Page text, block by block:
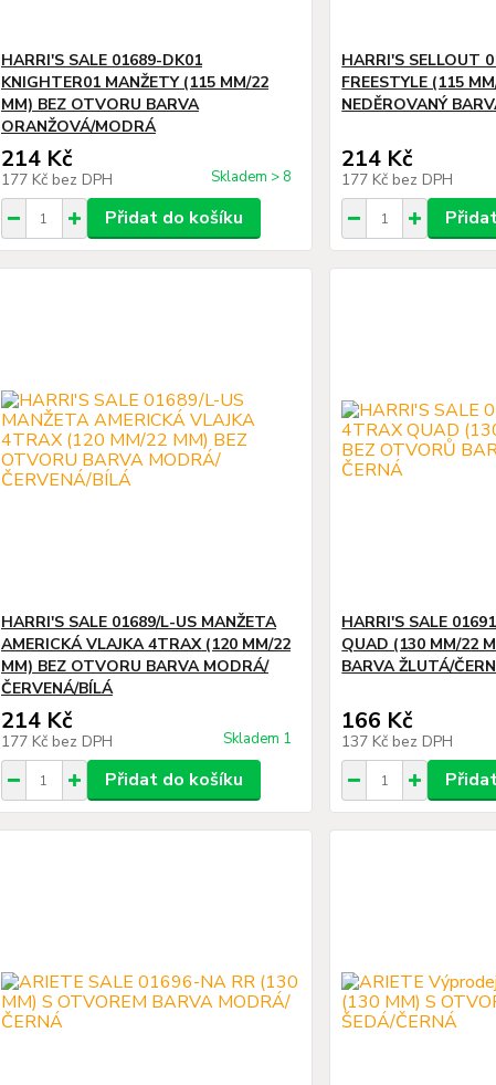
HARRI'S SALE 01689-DK01
KNIGHTER01 MANŽETY (115 MM/22
MM) BEZ OTVORU BARVA
ORANŽOVÁ/MODRÁ
214 Kč
177 Kč bez DPH Skladem > 8
Přidat do košíku
HARRI'S SELLOUT
FREESTYLE (115
NEDĚROVANÝ
214 Kč
177 Kč bez DPH
HARRI'S SALE 01689/L-US MANŽETA
AMERICKÁ VLAJKA 4TRAX (120 MM/22
MM) BEZ OTVORU BARVA MODRÁ/
ČERVENÁ/BÍLÁ
214 Kč
177 Kč bez DPH Skladem 1
Přidat do košíku
HARRI'S SALE
QUAD (130 MM/22
BARVA ŽLUTÁ/
166 Kč
137 Kč bez DPH